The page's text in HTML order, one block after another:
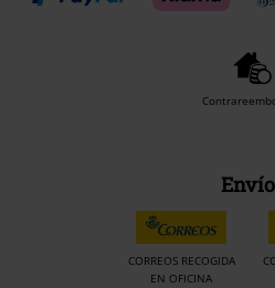
Envío
CORREOS RECOGIDA
EN OFICINA